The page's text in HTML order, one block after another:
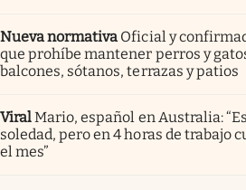
Nueva normativa Oficial y
que prohíbe mantener perros y
balcones, sótanos, terrazas y patios
ViralMario, español en Australia:
soledad, pero en 4 horas de trabajo
el mes”